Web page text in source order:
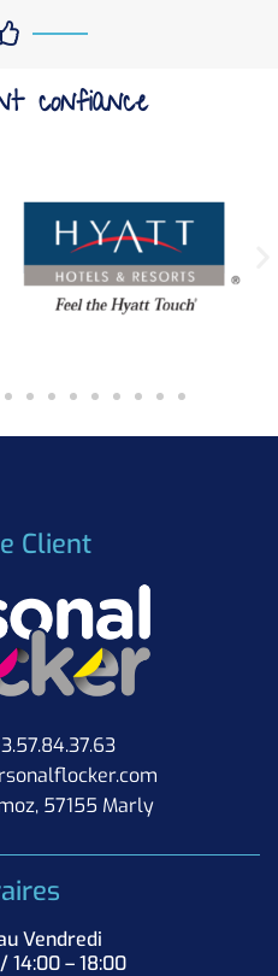
confiance
Client
57155 Marly
Vendredi
14:00 – 18:00